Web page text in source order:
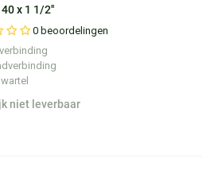
x 1 1/2''
0 beoordelingen
niet leverbaar